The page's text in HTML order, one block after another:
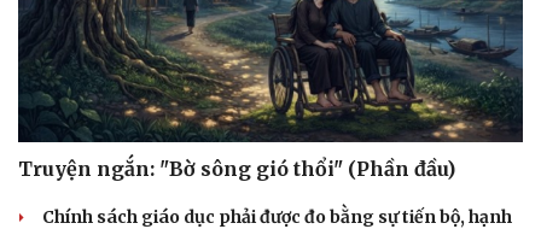
Truyện ngắn: "Bờ sông gió thổi" (Phần đầu)
Chính sách giáo dục phải được đo bằng sự tiến bộ, hạnh